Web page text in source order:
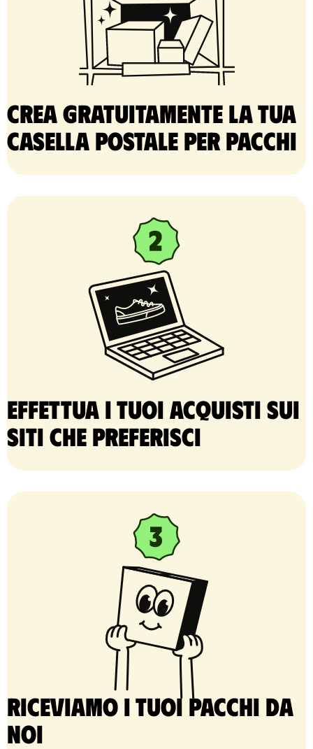
Crea gratuitamente la tua
casella postale per pacchi
Effettua i tuoi acquisti sui
siti che preferisci
Riceviamo i tuoi pacchi da
noi